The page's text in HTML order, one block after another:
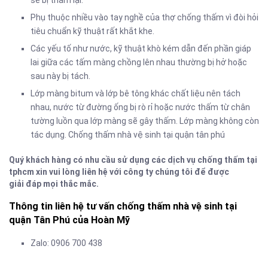
Phụ thuộc nhiều vào tay nghề của thợ chống thấm vì đòi hỏi
tiêu chuẩn kỹ thuật rất khắt khe.
Các yếu tố như nước, kỹ thuật khò kém dẫn đến phần giáp
lai giữa các tấm màng chồng lên nhau thường bị hở hoặc
sau này bị tách.
Lớp màng bitum và lớp bê tông khác chất liệu nên tách
nhau, nước từ đường ống bị rò rỉ hoặc nước thấm từ chân
tường luồn qua lớp màng sẽ gây thấm. Lớp màng không còn
tác dụng. Chống thấm nhà vệ sinh tại quận tân phú
Quý khách hàng có nhu cầu sử dụng các dịch vụ chống thấm tại
tphcm xin vui lòng liên hệ với công ty chúng tôi để được
giải đáp mọi thắc mắc.
Thông tin liên hệ tư vấn chống thấm nhà vệ sinh tại
quận Tân Phú của Hoàn Mỹ
Zalo: 0906 700 438